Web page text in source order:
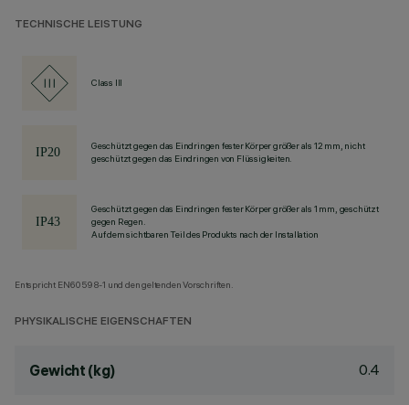
TECHNISCHE LEISTUNG
Class III
Geschützt gegen das Eindringen fester Körper größer als 12 mm, nicht
geschützt gegen das Eindringen von Flüssigkeiten.
Geschützt gegen das Eindringen fester Körper größer als 1 mm, geschützt
gegen Regen.
Auf dem sichtbaren Teil des Produkts nach der Installation
Entspricht EN60598-1 und den geltenden Vorschriften.
PHYSIKALISCHE EIGENSCHAFTEN
Gewicht (kg) 0.4